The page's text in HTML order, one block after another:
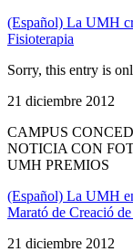
(Español) La UMH
Fisioterapia
Sorry, this entry is
21 diciembre 2012
CAMPUS
NOTICIA CON
UMH PREMIOS
(Español) La UMH
Marató de Creació
21 diciembre 2012